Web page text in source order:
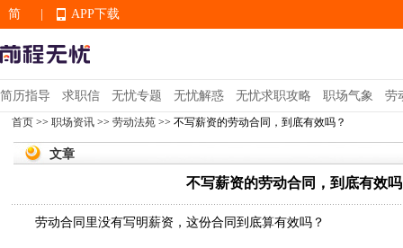
简
EN
APP下载
APP下载
简历指导 求职信 无忧专题 无忧解惑 无忧求职攻略 职场气象 劳
首页 >> 职场资讯 >> 劳动法苑 >> 不写薪资的劳动合同，到底有效吗？
文章
不写薪资的劳动合同，到底有效
劳动合同里没有写明薪资，这份合同到底算有效吗？